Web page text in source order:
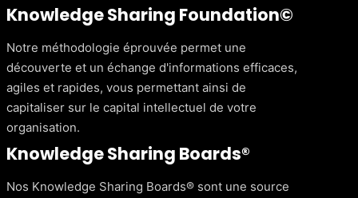
Knowledge Sharing Foundation©
Notre méthodologie éprouvée permet une
découverte et un échange d'informations efficaces,
agiles et rapides, vous permettant ainsi de
capitaliser sur le capital intellectuel de votre
organisation.
Knowledge Sharing Boards®
Nos Knowledge Sharing Boards® sont une source